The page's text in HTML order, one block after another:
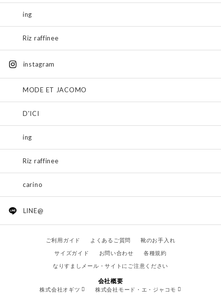
ing
Riz raffinee
instagram
MODE ET JACOMO
D'ICI
ing
Riz raffinee
carino
LINE@
ご利用ガイド よくあるご質問
靴のお手入れ
サイズガイド
お問い合わせ
各種規約
なりすましメール・サイトにご注意ください
会社概要
株式会社オギツ 株式会社モード・エ・ジャコモ